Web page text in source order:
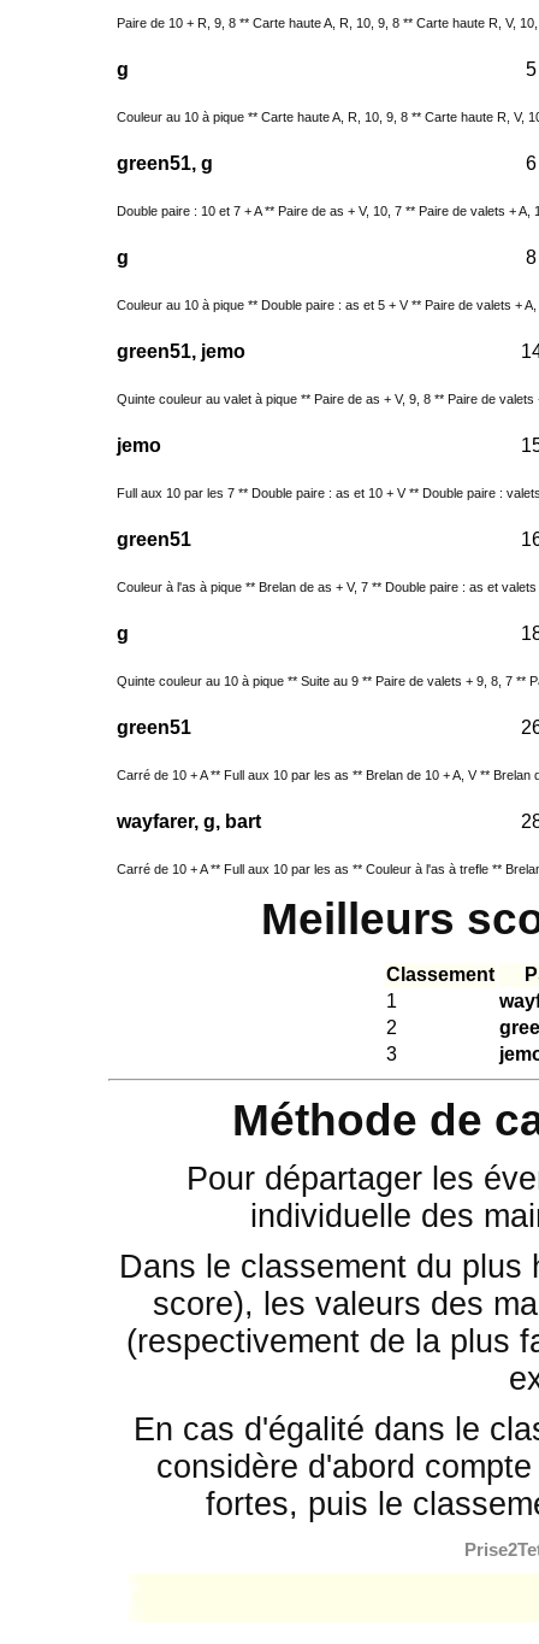
Paire de 10 + R, 9, 8 ** Carte haute A, R, 10, 9, 8 ** Carte haute R, V,
g 5
Couleur au 10 à pique ** Carte haute A, R, 10, 9, 8 ** Carte haute R, V,
green51, g 6
Double paire : 10 et 7 + A ** Paire de as + V, 10, 7 ** Paire de valets +
g 8
Couleur au 10 à pique ** Double paire : as et 5 + V ** Paire de valets +
green51, jemo
Quinte couleur au valet à pique ** Paire de as + V, 9, 8 ** Paire de
jemo
Full aux 10 par les 7 ** Double paire : as et 10 + V ** Double paire :
green51
Couleur à l'as à pique ** Brelan de as + V, 7 ** Double paire : as et
g
Quinte couleur au 10 à pique ** Suite au 9 ** Paire de valets + 9, 8, 7 **
green51
Carré de 10 + A ** Full aux 10 par les as ** Brelan de 10 + A, V ** Brelan
wayfarer, g, bart
Carré de 10 + A ** Full aux 10 par les as ** Couleur à l'as à trefle **
Meilleurs
Classement
1
2
3
Méthode de
Pour départager les
individuelle des
Dans le classement du
score), les valeurs des
(respectivement de la plus
En cas d'égalité dans le
considère d'abord
fortes, puis le